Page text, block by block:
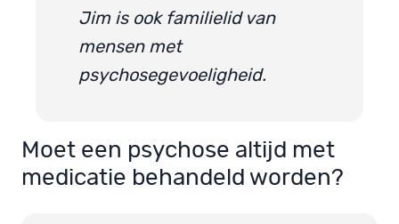
Jim is ook familielid van
mensen met
psychosegevoeligheid.
Moet een psychose altijd met
medicatie behandeld worden?